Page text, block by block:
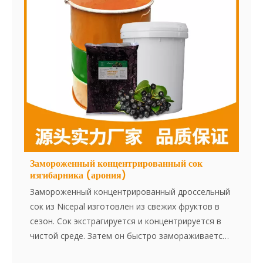
Замороженный концентрированный сок
изгибарника (арония)
Замороженный концентрированный дроссельный
сок из Nicepal изготовлен из свежих фруктов в
сезон. Сок экстрагируется и концентрируется в
чистой среде. Затем он быстро замораживается